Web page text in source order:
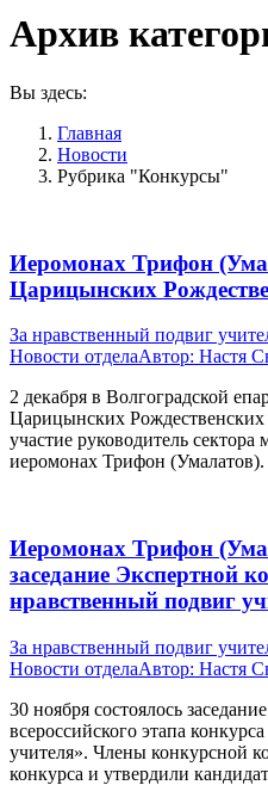
Архив
Вы здесь:
Главная
Новости
Рубрика "Конкурсы"
Иеромонах Трифон
Царицынских
За нравственный подвиг
Новости отделаАвтор: Настя
2 декабря в Волгоградской
Царицынских
участие руководитель
иеромонах Трифон (Умалатов).
Иеромонах Трифон
заседание Экспертной
нравственный подвиг
За нравственный подвиг
Новости отделаАвтор: Настя
30 ноября состоялось
всероссийского этапа
учителя». Члены конкурсной
конкурса и утвердили